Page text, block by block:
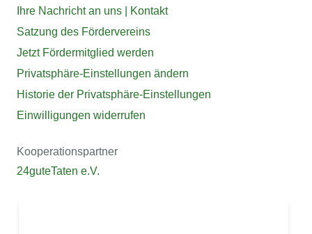
Ihre Nachricht an uns | Kontakt
Satzung des Fördervereins
Jetzt Fördermitglied werden
Privatsphäre-Einstellungen ändern
Historie der Privatsphäre-Einstellungen
Einwilligungen widerrufen
Kooperationspartner
24guteTaten e.V.